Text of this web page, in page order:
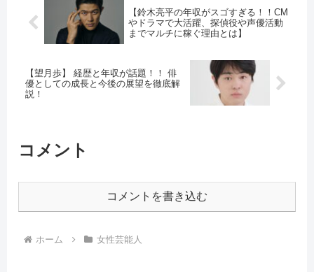
【鈴木亮平の年収がスゴすぎる！！CM
やドラマで大活躍、探偵役や声優活動
までマルチに稼ぐ理由とは】
【望月歩】 経歴と年収が話題！！ 俳
優としての成長と今後の展望を徹底解
説！
コメント
コメントを書き込む
ホーム 女性芸能人